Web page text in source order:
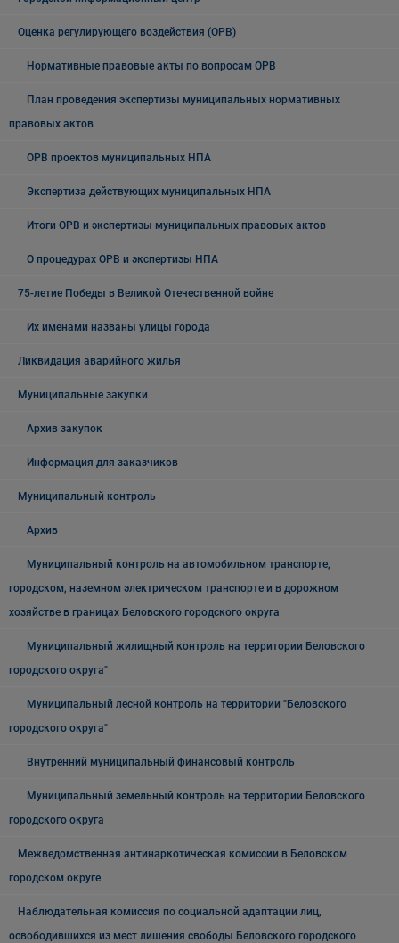
Оценка регулирующего воздействия (ОРВ)
Нормативные правовые акты по вопросам ОРВ
План проведения экспертизы муниципальных нормативных
правовых актов
ОРВ проектов муниципальных НПА
Экспертиза действующих муниципальных НПА
Итоги ОРВ и экспертизы муниципальных правовых актов
О процедурах ОРВ и экспертизы НПА
75-летие Победы в Великой Отечественной войне
Их именами названы улицы города
Ликвидация аварийного жилья
Муниципальные закупки
Архив закупок
Информация для заказчиков
Муниципальный контроль
Архив
Муниципальный контроль на автомобильном транспорте,
городском, наземном электрическом транспорте и в дорожном
хозяйстве в границах Беловского городского округа
Муниципальный жилищный контроль на территории Беловского
городского округа"
Муниципальный лесной контроль на территории "Беловского
городского округа"
Внутренний муниципальный финансовый контроль
Муниципальный земельный контроль на территории Беловского
городского округа
Межведомственная антинаркотическая комиссии в Беловском
городском округе
Наблюдательная комиссия по социальной адаптации лиц,
освободившихся из мест лишения свободы Беловского городского